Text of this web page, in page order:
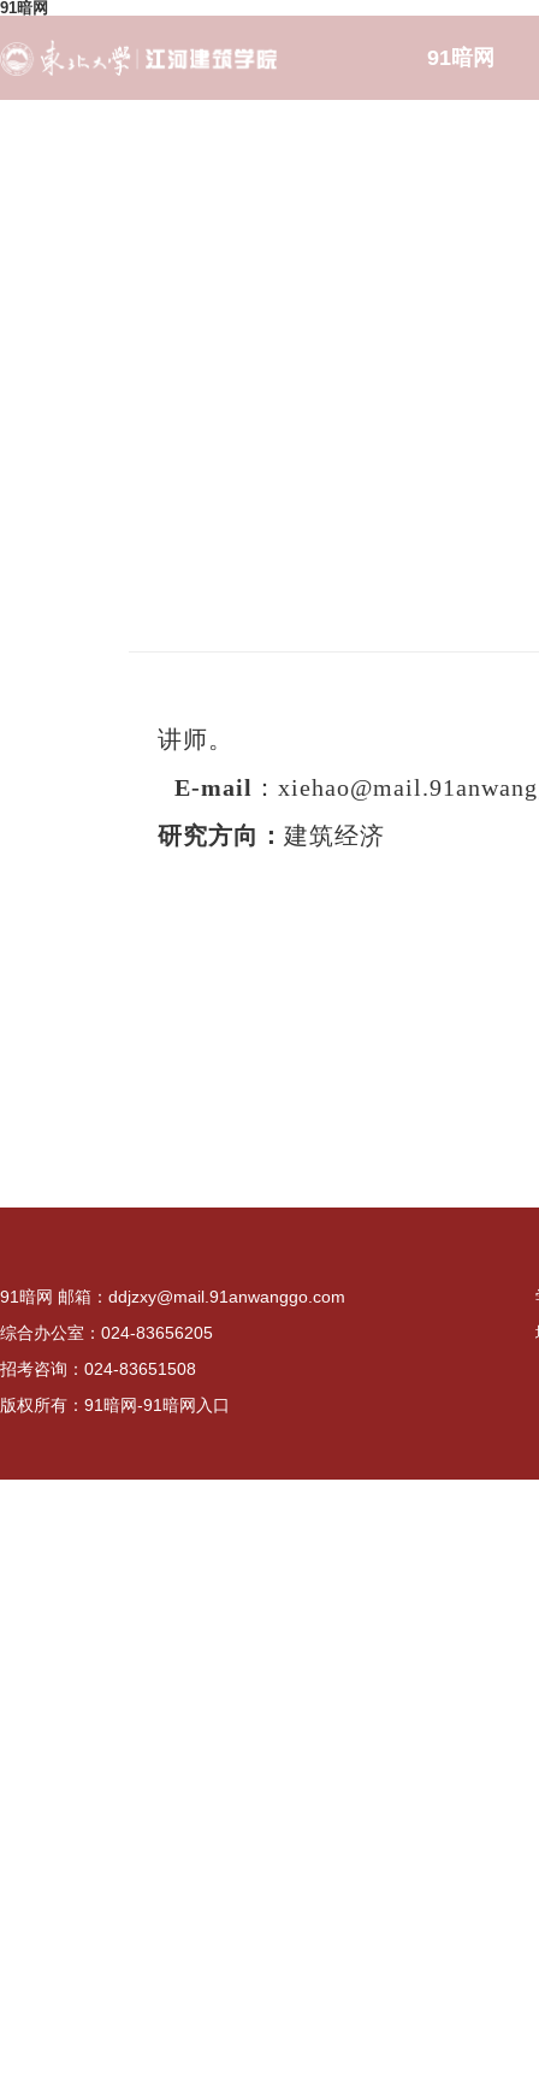
91暗网
91暗网
讲师。
E-mail ：
研究方向： 建筑经济
91暗网 邮箱： ddjzxy@mail.91anwanggo.com
综合办公室：024-83656205
招考咨询：024-83651508
版权所有：91暗网-91暗网入口